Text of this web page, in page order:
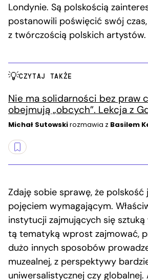
Londynie. Są polskością
postanowili poświęcić swój
z twórczością polskich artystów.
CZYTAJ TAKŻE
Nie ma solidarności bez praw
obejmują „obcych”. Lekcja z
Michał Sutowskirozmawia z Basilem
Zdaję sobie sprawę, że polskość
pojęciem wymagającym.
instytucji zajmujących się
tą tematyką wprost zajmować,
dużo innych sposobów
muzealnej, z perspektywy
uniwersalistycznej czy